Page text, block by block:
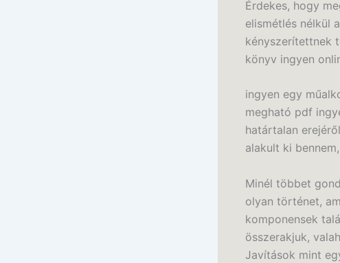
Érdekes, hogy
elismétlés nélkül
kényszerítettnek
könyv ingyen
ingyen egy
megható pdf
határtalan
alakult ki
Minél többet
olyan történet,
komponensek
összerakjuk,
Javítások mint